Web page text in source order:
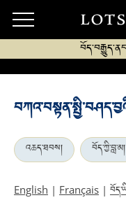
འཆད་ཐབས། བོད་ཀྱི་བླ་མ།
English | Français |